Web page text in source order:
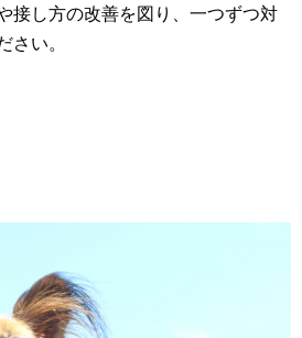
接し方の改善を図り、一つずつ対
さい。